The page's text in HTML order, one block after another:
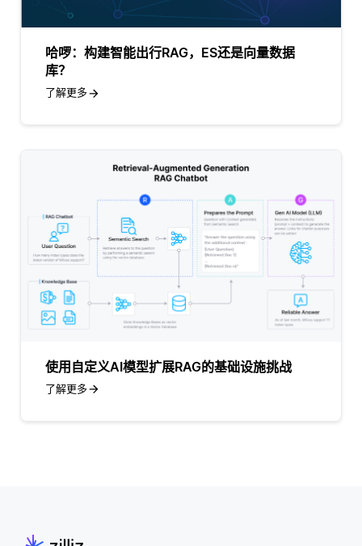
哈啰：构建智能出行RAG，ES还是向量数据
库？
了解更多
使用自定义AI模型扩展RAG的基础设施挑战
了解更多